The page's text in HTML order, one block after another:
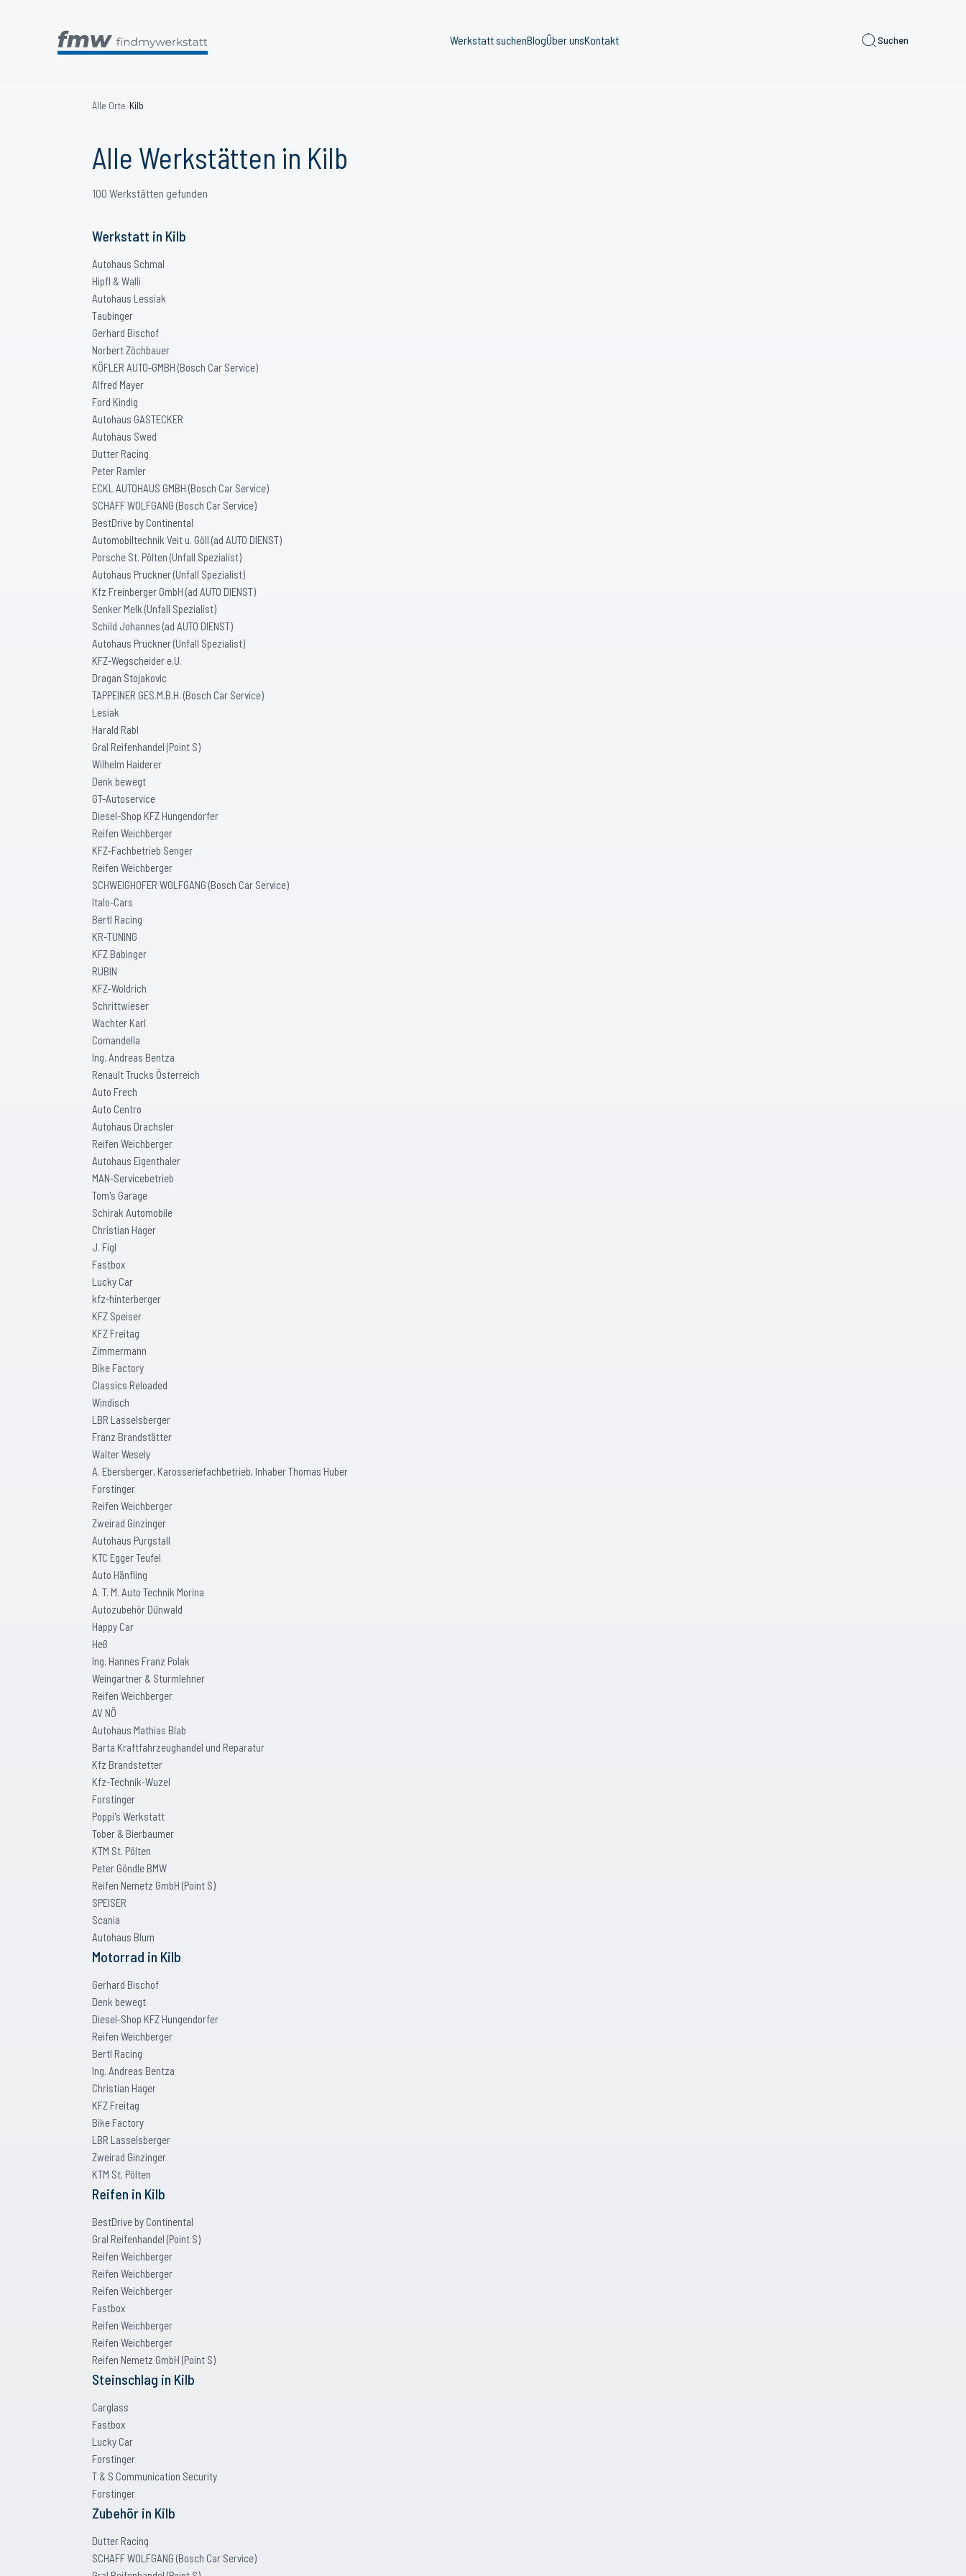
Werkstatt suchenBlogÜber unsKontakt Suchen
Alle Orte›Kilb
Alle Werkstätten in Kilb
100 Werkstätten gefunden
Werkstatt in Kilb
Autohaus Schmal
Hipfl & Walli
Autohaus Lessiak
Taubinger
Gerhard Bischof
Norbert Zöchbauer
KÖFLER AUTO-GMBH (Bosch Car Service)
Alfred Mayer
Ford Kindig
Autohaus GASTECKER
Autohaus Swed
Dutter Racing
Peter Ramler
ECKL AUTOHAUS GMBH (Bosch Car Service)
SCHAFF WOLFGANG (Bosch Car Service)
BestDrive by Continental
Automobiltechnik Veit u. Göll (ad AUTO DIENST)
Porsche St. Pölten (Unfall Spezialist)
Autohaus Pruckner (Unfall Spezialist)
Kfz Freinberger GmbH (ad AUTO DIENST)
Senker Melk (Unfall Spezialist)
Schild Johannes (ad AUTO DIENST)
Autohaus Pruckner (Unfall Spezialist)
KFZ-Wegscheider e.U.
Dragan Stojakovic
TAPPEINER GES.M.B.H. (Bosch Car Service)
Lesiak
Harald Rabl
Gral Reifenhandel (Point S)
Wilhelm Haiderer
Denk bewegt
GT-Autoservice
Diesel-Shop KFZ Hungendorfer
Reifen Weichberger
KFZ-Fachbetrieb Senger
Reifen Weichberger
SCHWEIGHOFER WOLFGANG (Bosch Car Service)
Italo-Cars
Bertl Racing
KR-TUNING
KFZ Babinger
RUBIN
KFZ-Woldrich
Schrittwieser
Wachter Karl
Comandella
Ing. Andreas Bentza
Renault Trucks Österreich
Auto Frech
Auto Centro
Autohaus Drachsler
Reifen Weichberger
Autohaus Eigenthaler
MAN-Servicebetrieb
Tom's Garage
Schirak Automobile
Christian Hager
J. Figl
Fastbox
Lucky Car
kfz-hinterberger
KFZ Speiser
KFZ Freitag
Zimmermann
Bike Factory
Classics Reloaded
Windisch
LBR Lasselsberger
Franz Brandstätter
Walter Wesely
A. Ebersberger, Karosseriefachbetrieb, Inhaber Thomas Huber
Forstinger
Reifen Weichberger
Zweirad Ginzinger
Autohaus Purgstall
KTC Egger Teufel
Auto Hänfling
A. T. M. Auto Technik Morina
Autozubehör Dünwald
Happy Car
Heß
Ing. Hannes Franz Polak
Weingartner & Sturmlehner
Reifen Weichberger
AV NÖ
Autohaus Mathias Blab
Barta Kraftfahrzeughandel und Reparatur
Kfz Brandstetter
Kfz-Technik-Wuzel
Forstinger
Poppi's Werkstatt
Tober & Bierbaumer
KTM St. Pölten
Peter Göndle BMW
Reifen Nemetz GmbH (Point S)
SPEISER
Scania
Autohaus Blum
Motorrad in Kilb
Gerhard Bischof
Denk bewegt
Diesel-Shop KFZ Hungendorfer
Reifen Weichberger
Bertl Racing
Ing. Andreas Bentza
Christian Hager
KFZ Freitag
Bike Factory
LBR Lasselsberger
Zweirad Ginzinger
KTM St. Pölten
Reifen in Kilb
BestDrive by Continental
Gral Reifenhandel (Point S)
Reifen Weichberger
Reifen Weichberger
Reifen Weichberger
Fastbox
Reifen Weichberger
Reifen Weichberger
Reifen Nemetz GmbH (Point S)
Steinschlag in Kilb
Carglass
Fastbox
Lucky Car
Forstinger
T & S Communication Security
Forstinger
Zubehör in Kilb
Dutter Racing
SCHAFF WOLFGANG (Bosch Car Service)